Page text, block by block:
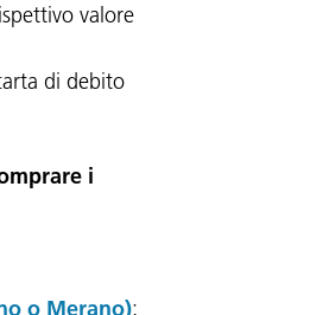
valore
di debito
i
o Merano);